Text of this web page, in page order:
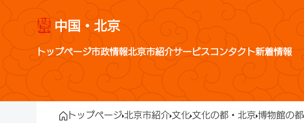
中国・北京
トップページ市政情報北京市紹介サービスコンタクト新着情報
トップページ北京市紹介文化文化の都・北京 博物館の都